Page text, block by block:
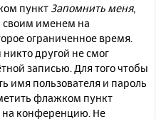
пункт Запомнить меня,
своим именем на
ограниченное время.
никто другой не смог
записью. Для того чтобы
имя пользователя и пароль
флажком пункт
конференцию. Не